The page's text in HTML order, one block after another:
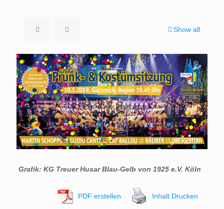
Show all
Grafik: KG Treuer Husar Blau-Gelb von 1925 e.V. Köln
PDF erstellen Inhalt Drucken